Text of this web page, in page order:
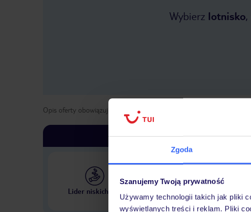
Zgoda
Szanujemy Twoją prywatność
Używamy technologii takich jak pliki
wyświetlanych treści i reklam. Pliki
Wybierz lotnisko,
Opis oferty obowiązuje dla wyjazdów w terminie
Lider niskich cen
Największe biuro podróży
w Polsce